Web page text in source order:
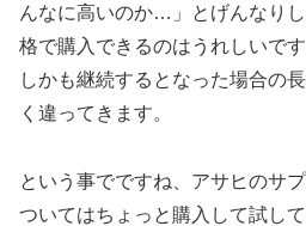
んなに高いのか…」とげんなり
格で購入できるのはうれしいです
しかも継続するとなった場合の
く違ってきます。
という事でですね、アサヒのサ
ついてはちょっと購入して試し